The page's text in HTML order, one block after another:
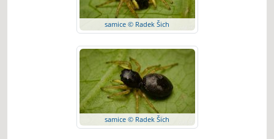
samice © Radek Šich
samice © Radek Šich